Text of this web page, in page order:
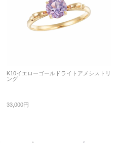
K10イエローゴールドライトアメシストリ
ング
33,000円